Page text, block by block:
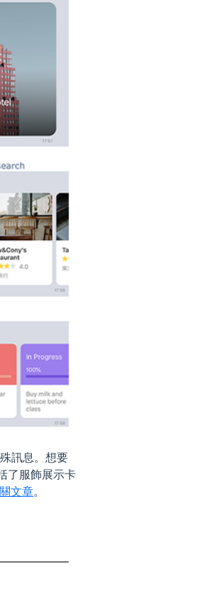
訊息。想要
了服飾展示卡
文章。